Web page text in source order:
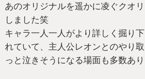
あのオリジナルを遥かに凌ぐクオ
しました笑
キャラ一人一人がより詳しく掘り
れていて、主人公レオンとのやり
っと泣きそうになる場面も多数あ